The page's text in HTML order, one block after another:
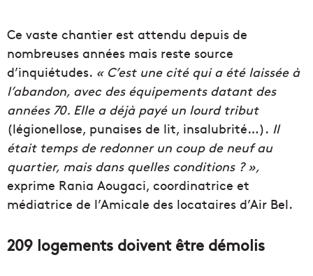
Ce vaste chantier est attendu depuis de
nombreuses années mais reste source
d’inquiétudes. « C’est une cité qui a été laissée à
l’abandon, avec des équipements datant des
années 70. Elle a déjà payé un lourd tribut
(légionellose, punaises de lit, insalubrité…). Il
était temps de redonner un coup de neuf au
quartier, mais dans quelles conditions ?»,
exprime Rania Aougaci, coordinatrice et
médiatrice de l’Amicale des locataires d’Air Bel.
209 logements doivent être démolis